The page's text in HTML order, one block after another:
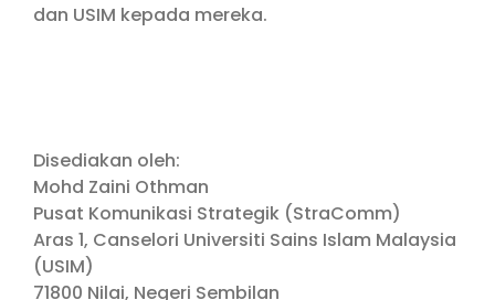
dan USIM kepada mereka.
Disediakan oleh:
Mohd Zaini Othman
Pusat Komunikasi Strategik (StraComm)
Aras 1, Canselori Universiti Sains Islam Malaysia
(USIM)
71800 Nilai, Negeri Sembilan